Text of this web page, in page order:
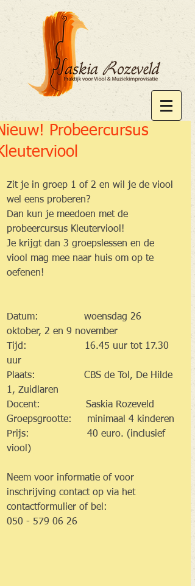
Probeercursus
Zit je in groep 1 of 2 en wil je de viool
wel eens proberen?
Dan kun je meedoen met de
probeercursus Kleuterviool!
Je krijgt dan 3 groepslessen en de
viool mag mee naar huis om op te
oefenen!
Datum:               woensdag 26
oktober, 2 en 9 november
Tijd:                   16.45 uur tot 17.30
uur
Plaats:                CBS de Tol, De Hilde
1, Zuidlaren
Docent:               Saskia Rozeveld
Groepsgrootte:     minimaal 4 kinderen
Prijs:                   40 euro. (inclusief
viool)
Neem voor informatie of voor
inschrijving contact op via het
contactformulier of bel:
050 - 579 06 26